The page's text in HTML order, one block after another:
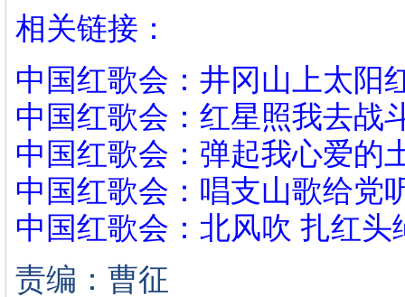
相关链接：
中国红歌会：井冈山上太阳
中国红歌会：红星照我去战
中国红歌会：弹起我心爱的
中国红歌会：唱支山歌给党
中国红歌会：北风吹 扎红头
责编：曹征